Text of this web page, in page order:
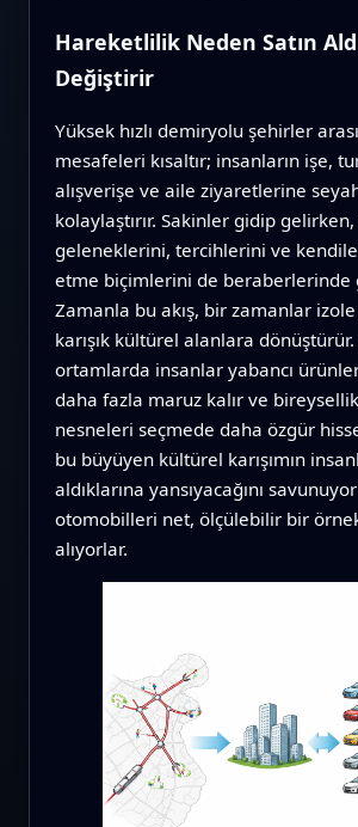
Hareketlilik Neden Satın
Değiştirir
Yüksek hızlı demiryolu şehirler
mesafeleri kısaltır; insanların işe,
alışverişe ve aile ziyaretlerine
kolaylaştırır. Sakinler gidip
geleneklerini, tercihlerini ve
etme biçimlerini de beraberlerinde
Zamanla bu akış, bir zamanlar
karışık kültürel alanlara
ortamlarda insanlar yabancı
daha fazla maruz kalır ve
nesneleri seçmede daha özgür
bu büyüyen kültürel karışımın
aldıklarına yansıyacağını
otomobilleri net, ölçülebilir bir
alıyorlar.